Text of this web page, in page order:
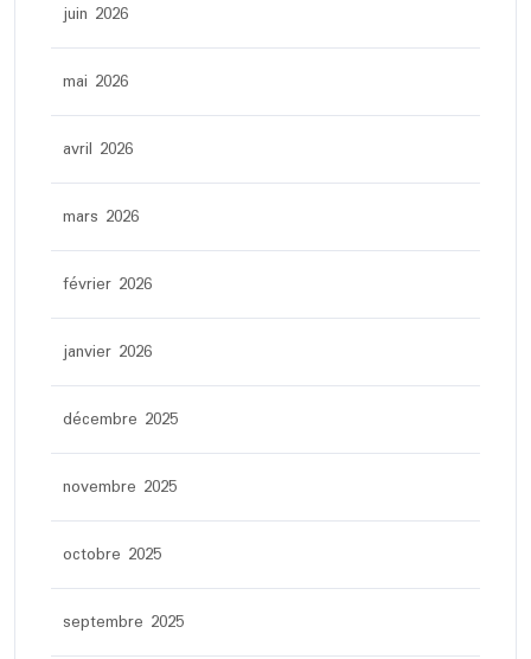
juin 2026
mai 2026
avril 2026
mars 2026
février 2026
janvier 2026
décembre 2025
novembre 2025
octobre 2025
septembre 2025